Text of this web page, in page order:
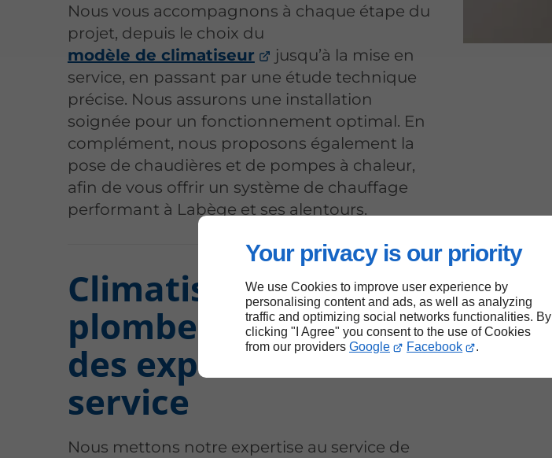
Your privacy is our priority
We use Cookies to improve user experience by
personalising content and ads, as well as analyzing
traffic and optimizing social networks functionalities. By
clicking "I Agree" you consent to the use of Cookies
from our providers Google Facebook .
Nous vous accompagnons à chaque étape du
projet, depuis le choix du
modèle de climatiseur
jusqu’à la mise en
service, en passant par une étude technique
précise. Nous assurons une installation
soignée pour un fonctionnement optimal. En
complément, nous proposons également la
pose de chaudières et de pompes à chaleur,
afin de vous offrir un système de chauffage
performant à Labège et ses alentours.
Climatisation et
plomberie à Labège :
des experts à votre
service
Nous mettons notre expertise au service de